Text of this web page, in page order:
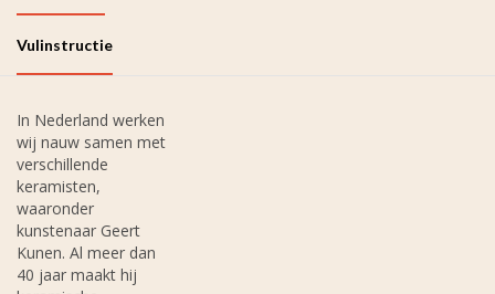
Vulinstructie
In Nederland werken
wij nauw samen met
verschillende
keramisten,
waaronder
kunstenaar Geert
Kunen. Al meer dan
40 jaar maakt hij